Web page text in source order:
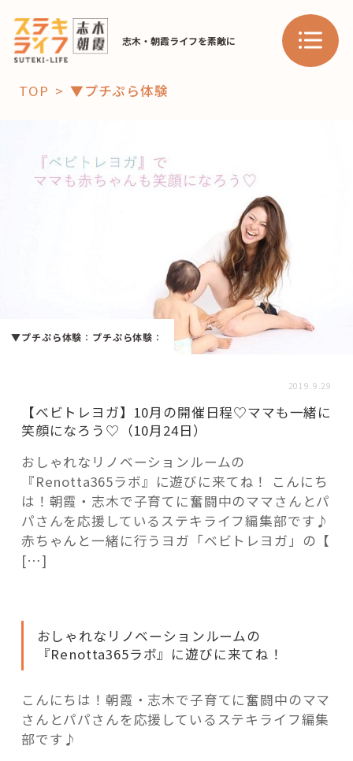
志木・朝霞ライフを素敵に
子育て
暮らし
学び・教育
HAREL HAREL
活用事例
「モノ」
fleXe リノベ事例
「ひと」
TOP ▼プチぷら体験
▼プチぷら体験 ： プチぷら体験 ：
2019.9.29
【べビトレヨガ】10月の開催日程♡ママも一緒に
笑顔になろう♡（10月24日）
おしゃれなリノベーションルームの
『Renotta365ラボ』に遊びに来てね！ こんにち
は！朝霞・志木で子育てに奮闘中のママさんとパ
パさんを応援しているステキライフ編集部です♪
赤ちゃんと一緒に行うヨガ「ベビトレヨガ」の【
[…]
おしゃれなリノベーションルームの
『Renotta365ラボ』に遊びに来てね！
こんにちは！朝霞・志木で子育てに奮闘中のママ
さんとパパさんを応援しているステキライフ編集
部です♪